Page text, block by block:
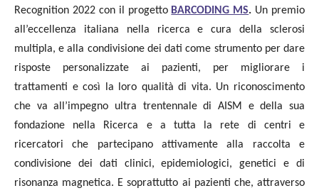
Recognition 2022 con il progetto BARCODING MS. Un premio
all’eccellenza italiana nella ricerca e cura della sclerosi
multipla, e alla condivisione dei dati come strumento per dare
risposte personalizzate ai pazienti, per migliorare i
trattamenti e così la loro qualità di vita. Un riconoscimento
che va all’impegno ultra trentennale di AISM e della sua
fondazione nella Ricerca e a tutta la rete di centri e
ricercatori che partecipano attivamente alla raccolta e
condivisione dei dati clinici, epidemiologici, genetici e di
risonanza magnetica. E soprattutto ai pazienti che, attraverso